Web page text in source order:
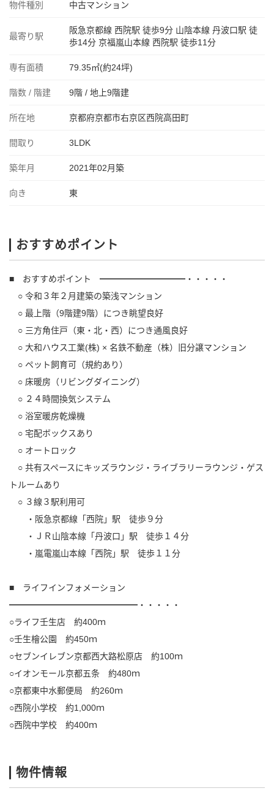
物件種別 中古マンション
最寄り駅
阪急京都線 西院駅 徒歩9分 山陰本線 丹波口駅 徒
歩14分 京福嵐山本線 西院駅 徒歩11分
専有面積 79.35㎡(約24坪)
階数 / 階建 9階 / 地上9階建
所在地 京都府京都市右京区西院高田町
間取り 3LDK
築年月 2021年02月築
向き 東
おすすめポイント
■ おすすめポイント ━━━━━━━━━━・・・・・
○ 令和３年２月建築の築浅マンション
○ 最上階（9階建9階）につき眺望良好
○ 三方角住戸（東・北・西）につき通風良好
○ 大和ハウス工業(株) × 名鉄不動産（株）旧分譲マンション
○ ペット飼育可（規約あり）
○ 床暖房（リビングダイニング）
○ ２４時間換気システム
○ 浴室暖房乾燥機
○ 宅配ボックスあり
○ オートロック
○ 共有スペースにキッズラウンジ・ライブラリーラウンジ・ゲス
トルームあり
○ ３線３駅利用可
・阪急京都線「西院」駅 徒歩９分
・ＪＲ山陰本線「丹波口」駅 徒歩１４分
・嵐電嵐山本線「西院」駅 徒歩１１分
■ ライフインフォメーション
━━━━━━━━━━━━━━━・・・・・
○ライフ壬生店 約400ｍ
○壬生檜公園 約450ｍ
○セブンイレブン京都西大路松原店 約100ｍ
○イオンモール京都五条 約480ｍ
○京都東中水郵便局 約260ｍ
○西院小学校 約1,000ｍ
○西院中学校 約400ｍ
物件情報